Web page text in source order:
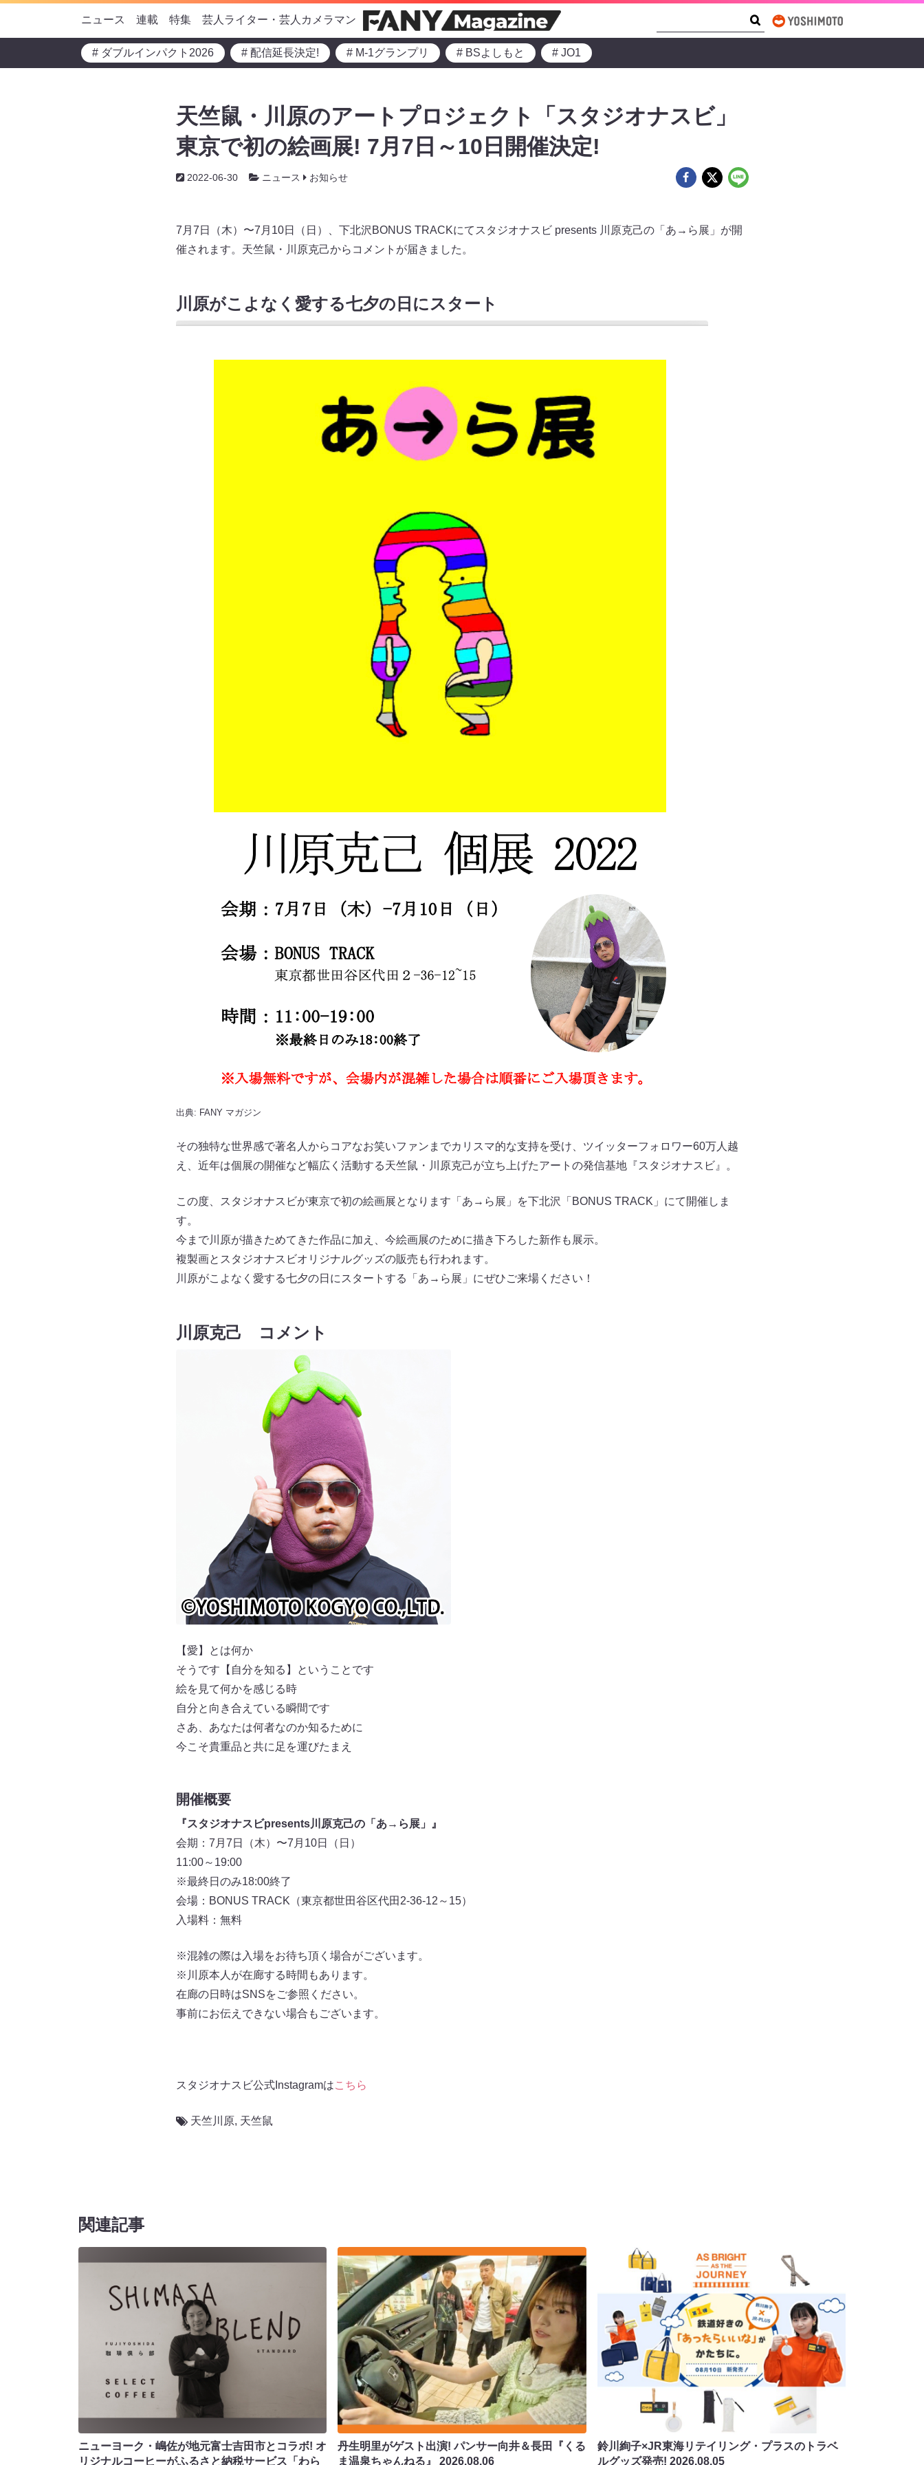
ニュース 連載 特集 芸人ライター・芸人カメラマン
# ダブルインパクト2026 # 配信延長決定! # M-1グランプリ # BSよしもと # JO1
天竺鼠・川原のアートプロジェクト「スタジオナスビ」
東京で初の絵画展! 7月7日～10日開催決定!
2022-06-30 ニュース お知らせ
7月7日（木）〜7月10日（日）、下北沢BONUS TRACKにてスタジオナスビ presents 川原克己の「あ→ら展」が開
催されます。天竺鼠・川原克己からコメントが届きました。
川原がこよなく愛する七夕の日にスタート
出典: FANY マガジン
その独特な世界感で著名人からコアなお笑いファンまでカリスマ的な支持を受け、ツイッターフォロワー60万人越
え、近年は個展の開催など幅広く活動する天竺鼠・川原克己が立ち上げたアートの発信基地『スタジオナスビ』。
この度、スタジオナスビが東京で初の絵画展となります「あ→ら展」を下北沢「BONUS TRACK」にて開催しま
す。
今まで川原が描きためてきた作品に加え、今絵画展のために描き下ろした新作も展示。
複製画とスタジオナスビオリジナルグッズの販売も行われます。
川原がこよなく愛する七夕の日にスタートする「あ→ら展」にぜひご来場ください！
川原克己 コメント
【愛】とは何か
そうです【自分を知る】ということです
絵を見て何かを感じる時
自分と向き合えている瞬間です
さあ、あなたは何者なのか知るために
今こそ貴重品と共に足を運びたまえ
開催概要
『スタジオナスビpresents川原克己の「あ→ら展」』
会期：7月7日（木）〜7月10日（日）
11:00～19:00
※最終日のみ18:00終了
会場：BONUS TRACK（東京都世田谷区代田2-36-12～15）
入場料：無料
※混雑の際は入場をお待ち頂く場合がございます。
※川原本人が在廊する時間もあります。
在廊の日時はSNSをご参照ください。
事前にお伝えできない場合もございます。
スタジオナスビ公式Instagramはこちら
天竺川原, 天竺鼠
関連記事
ニューヨーク・嶋佐が地元富士吉田市とコラボ! オ
リジナルコーヒーがふるさと納税サービス「わら
丹生明里がゲスト出演! パンサー向井＆長田『くる
ま温泉ちゃんねる』2026.08.06
鈴川絢子×JR東海リテイリング・プラスのトラベ
ルグッズ発売! 2026.08.05